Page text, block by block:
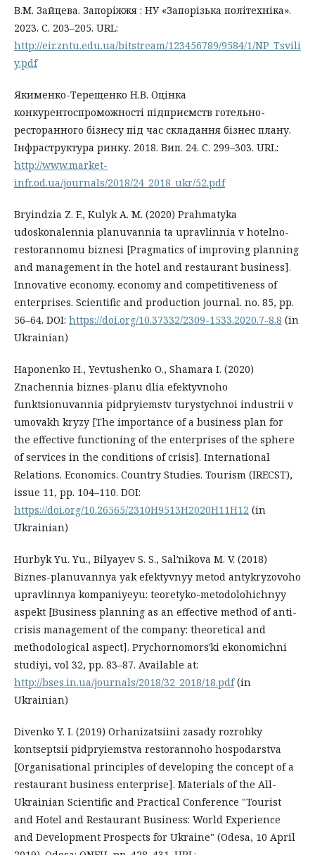
В.М. Зайцева. Запоріжжя : НУ «Запорізька політехніка».
2023. С. 203–205. URL:
http://eir.zntu.edu.ua/bitstream/123456789/9584/1/NP_Tsvili
y.pdf
Якименко-Терещенко Н.В. Оцінка
конкурентоспроможності підприємств готельно-
ресторанного бізнесу під час складання бізнес плану.
Інфраструктура ринку. 2018. Вип. 24. С. 299–303. URL:
http://www.market-
infr.od.ua/journals/2018/24_2018_ukr/52.pdf
Bryindzia Z. F., Kulyk A. M. (2020) Prahmatyka
udoskonalennia planuvannia ta upravlinnia v hotelno-
restorannomu biznesi [Pragmatics of improving planning
and management in the hotel and restaurant business].
Innovative economy. economy and competitiveness of
enterprises. Scientific and production journal. no. 85, pр.
56–64. DOI: https://doi.org/10.37332/2309-1533.2020.7-8.8 (in
Ukrainian)
Haponenko H., Yevtushenko O., Shamara I. (2020)
Znachennia biznes-planu dlia efektyvnoho
funktsionuvannia pidpryiemstv turystychnoi industrii v
umovakh kryzy [The importance of a business plan for
the effective functioning of the enterprises of the sphere
of services in the conditions of crisis]. International
Relations. Еconomics. Country Studies. Tourism (IRECST),
issue 11, pр. 104–110. DOI:
https://doi.org/10.26565/2310H9513H2020H11H12 (in
Ukrainian)
Hurbyk Yu. Yu., Bilyayev S. S., Salʹnikova M. V. (2018)
Biznes-planuvannya yak efektyvnyy metod antykryzovoho
upravlinnya kompaniyeyu: teoretyko-metodolohichnyy
aspekt [Business planning as an effective method of anti-
crisis management of the company: theoretical and
methodological aspect]. Prychornomorsʹki ekonomichni
studiyi, vol 32, pp. 83–87. Available at:
http://bses.in.ua/journals/2018/32_2018/18.pdf(in
Ukrainian)
Divenko Y. I. (2019) Orhanizatsiini zasady rozrobky
kontseptsii pidpryiemstva restorannoho hospodarstva
[Organisational principles of developing the concept of a
restaurant business enterprise]. Materials of the All-
Ukrainian Scientific and Practical Conference "Tourist
and Hotel and Restaurant Business: World Experience
and Development Prospects for Ukraine" (Odesa, 10 April